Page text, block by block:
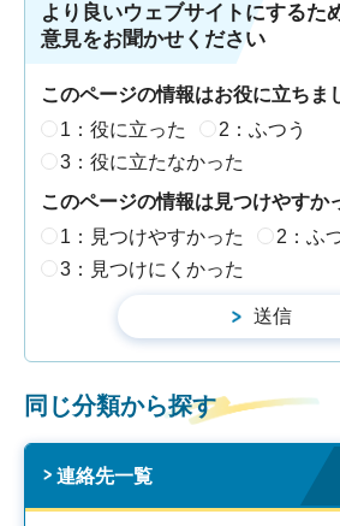
より良いウェブサイトにするた
意見をお聞かせください
このページの情報はお役に立ちま
1：役に立った
2：ふつう
3：役に立たなかった
このページの情報は見つけやすか
1：見つけやすかった
2：ふ
3：見つけにくかった
同じ分類から探す
連絡先一覧